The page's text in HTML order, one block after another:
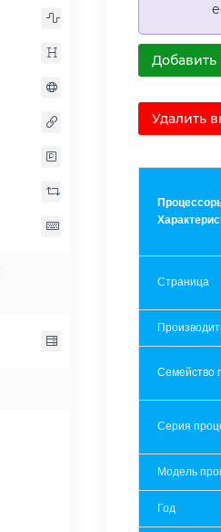
Удалить
Страница
Семейство
Серия
Модель
Год